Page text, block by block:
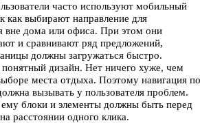
часто используют мобильный
как выбирают направление для
вне дома или офиса. При этом они
и сравнивают ряд предложений,
должны загружаться быстро.
дизайн. Нет ничего хуже, чем
места отдыха. Поэтому навигация по
вызывать у пользователя проблем.
блоки и элементы должны быть перед
расстоянии одного клика.